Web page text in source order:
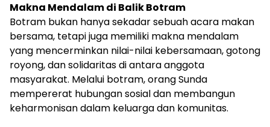
Makna Mendalam di Balik Botram
Botram bukan hanya sekadar sebuah acara makan
bersama, tetapi juga memiliki makna mendalam
yang mencerminkan nilai-nilai kebersamaan, gotong
royong, dan solidaritas di antara anggota
masyarakat. Melalui botram, orang Sunda
mempererat hubungan sosial dan membangun
keharmonisan dalam keluarga dan komunitas.